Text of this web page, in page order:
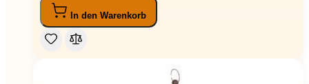
In den Warenkorb